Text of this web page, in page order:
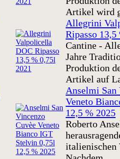
Artikel wird
Allegrini
Ripasso
Cantine -
Jahre
Produktion
Artikel auf
Anselmi San
Veneto
12,5 % 2025
Roberto
italienischen